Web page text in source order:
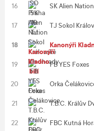
16 SK Alien Nation
17 TJ Sokol
18 Kanonýři
19 FB YES Foxes
20 Orka
21 T.B.C. Králův
22 FBC Kutná